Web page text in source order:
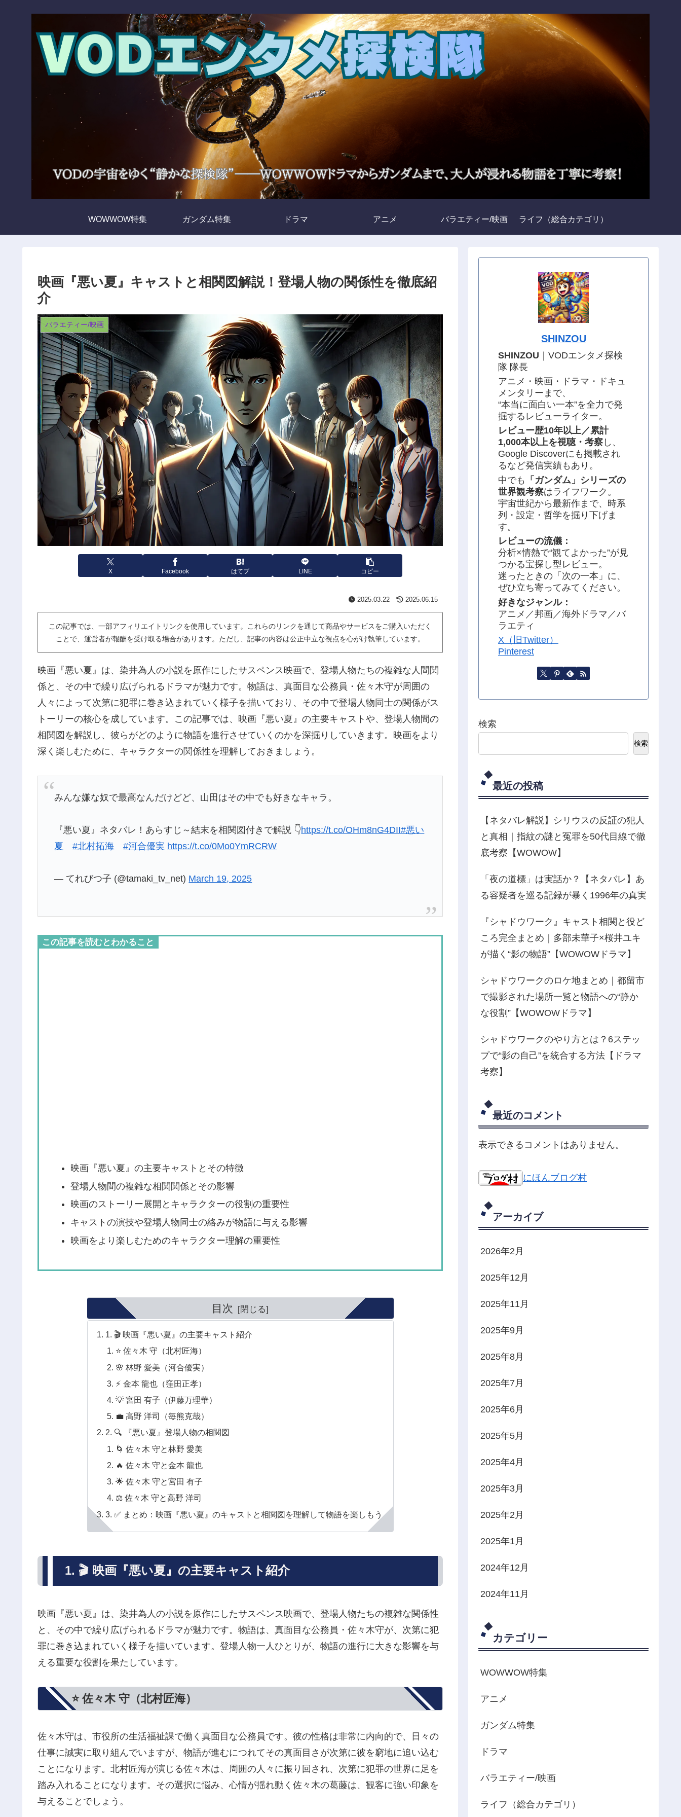
WOWWOW特集 ガンダム特集 ドラマ アニメ バラエティー/映画 ライフ（総合カテゴリ）
映画『悪い夏』キャストと相関図解説！登場人物の関係性を徹底紹
介
バラエティー/映画
X Facebook はてブ LINE コピー
2025.03.22 2025.06.15
この記事では、一部アフィリエイトリンクを使用しています。これらのリンクを通じて商品やサービスをご購入いただく
ことで、運営者が報酬を受け取る場合があります。ただし、記事の内容は公正中立な視点を心がけ執筆しています。
映画『悪い夏』は、染井為人の小説を原作にしたサスペンス映画で、登場人物たちの複雑な人間関
係と、その中で繰り広げられるドラマが魅力です。物語は、真面目な公務員・佐々木守が周囲の
人々によって次第に犯罪に巻き込まれていく様子を描いており、その中で登場人物同士の関係がス
トーリーの核心を成しています。この記事では、映画『悪い夏』の主要キャストや、登場人物間の
相関図を解説し、彼らがどのように物語を進行させていくのかを深掘りしていきます。映画をより
深く楽しむために、キャラクターの関係性を理解しておきましょう。
みんな嫌な奴で最高なんだけどど、山田はその中でも好きなキャラ。
『悪い夏』ネタバレ！あらすじ～結末を相関図付きで解説 👇https://t.co/OHm8nG4DII#悪い
夏
#北村拓海 #河合優実 https://t.co/0Mo0YmRCRW
— てれびつ子 (@tamaki_tv_net) March 19, 2025
この記事を読むとわかること
映画『悪い夏』の主要キャストとその特徴
登場人物間の複雑な相関関係とその影響
映画のストーリー展開とキャラクターの役割の重要性
キャストの演技や登場人物同士の絡みが物語に与える影響
映画をより楽しむためのキャラクター理解の重要性
目次
1. 🎬 映画『悪い夏』の主要キャスト紹介
⭐ 佐々木 守（北村匠海）
🌸 林野 愛美（河合優実）
⚡ 金本 龍也（窪田正孝）
💡 宮田 有子（伊藤万理華）
💼 高野 洋司（毎熊克哉）
2. 🔍 『悪い夏』登場人物の相関図
🌀 佐々木 守と林野 愛美
🔥 佐々木 守と金本 龍也
🌟 佐々木 守と宮田 有子
⚖️ 佐々木 守と高野 洋司
3. ✅ まとめ：映画『悪い夏』のキャストと相関図を理解して物語を楽しもう
1. 🎬 映画『悪い夏』の主要キャスト紹介
映画『悪い夏』は、染井為人の小説を原作にしたサスペンス映画で、登場人物たちの複雑な関係性
と、その中で繰り広げられるドラマが魅力です。物語は、真面目な公務員・佐々木守が、次第に犯
罪に巻き込まれていく様子を描いています。登場人物一人ひとりが、物語の進行に大きな影響を与
える重要な役割を果たしています。
⭐ 佐々木 守（北村匠海）
佐々木守は、市役所の生活福祉課で働く真面目な公務員です。彼の性格は非常に内向的で、日々の
仕事に誠実に取り組んでいますが、物語が進むにつれてその真面目さが次第に彼を窮地に追い込む
ことになります。北村匠海が演じる佐々木は、周囲の人々に振り回され、次第に犯罪の世界に足を
踏み入れることになります。その選択に悩み、心情が揺れ動く佐々木の葛藤は、観客に強い印象を
与えることでしょう。
SHINZOU
SHINZOU ｜VODエンタメ探検
隊 隊長
アニメ・映画・ドラマ・ドキュ
メンタリーまで、
“本当に面白い一本”を全力で発
掘するレビューライター。
レビュー歴10年以上／累計
1,000本以上を視聴・考察 し、
Google Discoverにも掲載され
るなど発信実績もあり。
中でも
「ガンダム」シリーズの
世界観考察はライフワーク。
宇宙世紀から最新作まで、時系
列・設定・哲学を掘り下げま
す。
レビューの流儀：
分析×情熱で“観てよかった”が見
つかる宝探し型レビュー。
迷ったときの「次の一本」に、
ぜひ立ち寄ってみてください。
好きなジャンル：
アニメ／邦画／海外ドラマ／バ
ラエティ
X（旧Twitter）
Pinterest
検索
検索
最近の投稿
【ネタバレ解説】シリウスの反証の犯人
と真相｜指紋の謎と冤罪を50代目線で徹
底考察【WOWOW】
「夜の道標」は実話か？【ネタバレ】あ
る容疑者を巡る記録が暴く1996年の真実
『シャドウワーク』キャスト相関と役ど
ころ完全まとめ｜多部未華子×桜井ユキ
が描く“影の物語”【WOWOWドラマ】
シャドウワークのロケ地まとめ｜都留市
で撮影された場所一覧と物語への“静か
な役割”【WOWOWドラマ】
シャドウワークのやり方とは？6ステッ
プで“影の自己”を統合する方法【ドラマ
考察】
最近のコメント
表示できるコメントはありません。
にほんブログ村
アーカイブ
2026年2月
2025年12月
2025年11月
2025年9月
2025年8月
2025年7月
2025年6月
2025年5月
2025年4月
2025年3月
2025年2月
2025年1月
2024年12月
2024年11月
カテゴリー
WOWWOW特集
アニメ
ガンダム特集
ドラマ
バラエティー/映画
ライフ（総合カテゴリ）